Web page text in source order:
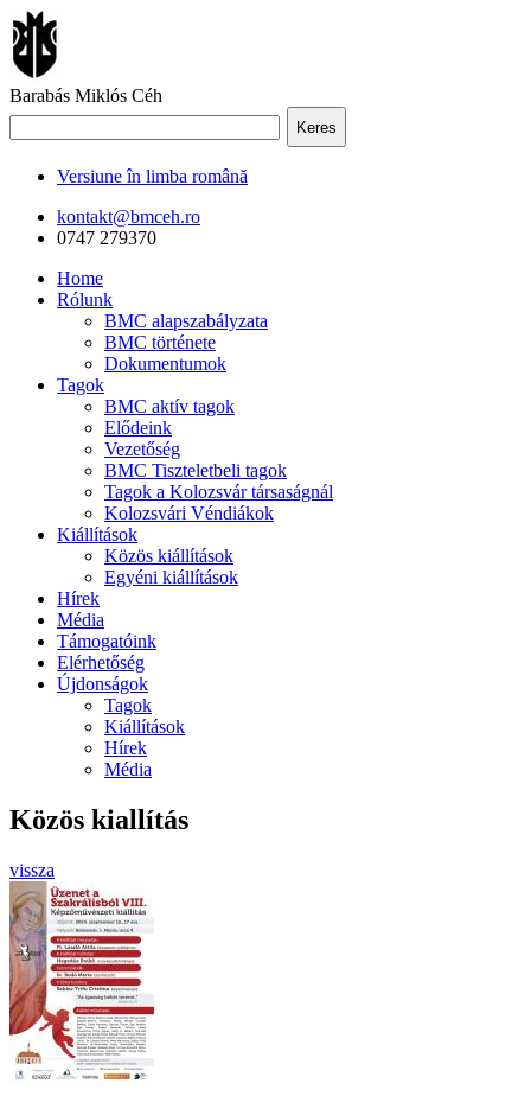
Barabás Miklós Céh
Keres
Versiune în limba română
kontakt@bmceh.ro
0747 279370
Home
Rólunk
BMC alapszabályzata
BMC története
Dokumentumok
Tagok
BMC aktív tagok
Elődeink
Vezetőség
BMC Tiszteletbeli tagok
Tagok a Kolozsvár társaságnál
Kolozsvári Véndiákok
Kiállítások
Közös kiállítások
Egyéni kiállítások
Hírek
Média
Támogatóink
Elérhetőség
Újdonságok
Tagok
Kiállítások
Hírek
Média
Közös kiallítás
vissza